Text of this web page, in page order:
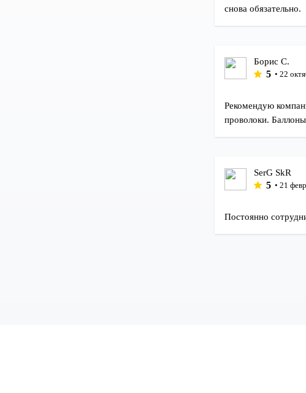
снова обязательно.
Борис С.
5 • 22
Рекомендую
проволоки.
SerG SkR
5 • 21
Постоянно